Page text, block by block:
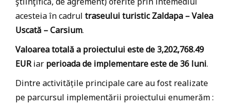
acesteia în cadrul traseului turistic Zaldapa – Valea
Uscată – Carsium.
Valoarea totală a proiectului este de 3,202,768.49
EURiar perioada de implementare este de 36 luni.
Dintre activitățile principale care au fost realizate
pe parcursul implementării proiectului enumerăm :